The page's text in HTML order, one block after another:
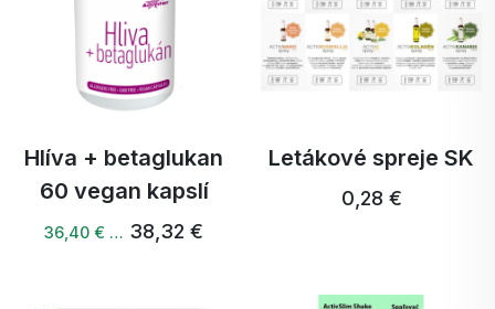
Hlíva + betaglukan
60 vegan kapslí
36,40 € … 38,32 €
Letákové spreje SK
0,28 €